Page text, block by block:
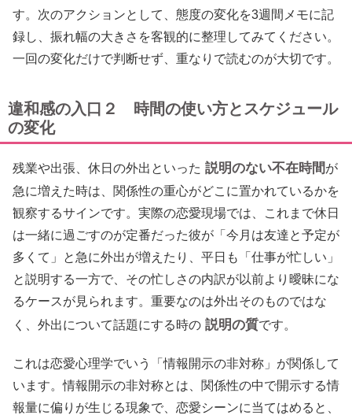
す。次のアクションとして、態度の変化を3週間メモに記
録し、振れ幅の大きさを客観的に整理してみてください。
一回の変化だけで判断せず、重なりで読むのが大切です。
違和感の入口２ 時間の使い方とスケジュール
の変化
残業や出張、休日の外出といった 説明のない不在時間が
急に増えた時は、関係性の重心がどこに置かれているかを
観察するサインです。実際の恋愛現場では、これまで休日
は一緒に過ごすのが定番だった彼が「今月は友達と予定が
多くて」と急に外出が増えたり、平日も「仕事が忙しい」
と説明する一方で、その忙しさの内訳が以前より曖昧にな
るケースが見られます。重要なのは外出そのものではな
く、外出について話題にする時の 説明の質です。
これは恋愛心理学でいう「情報開示の非対称」が関係して
います。情報開示の非対称とは、関係性の中で開示する情
報量に偏りが生じる現象で、恋愛シーンに当てはめると、